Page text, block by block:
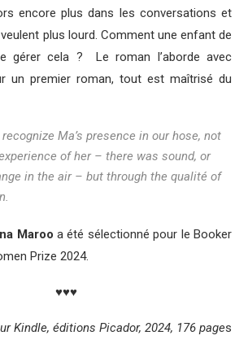
encore plus dans les conversations et
plus lourd. Comment une enfant de
gérer cela ? Le roman l’aborde avec
un premier roman, tout est maîtrisé du
Ma’s presence in our hose, not
of her – there was sound, or
in the air – but through the qualité of
Maroo a été sélectionné pour le Booker
Prize 2024.
♥♥♥
Kindle, éditions Picador, 2024, 176 pages